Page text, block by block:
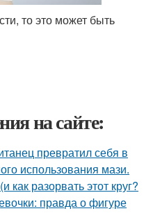
то это может быть
на сайте:
превратил себя в
использования мази.
разорвать этот круг?
правда о фигуре